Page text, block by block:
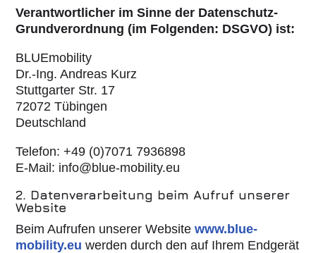
Verantwortlicher im Sinne der Datenschutz-
Grundverordnung (im Folgenden: DSGVO) ist:
BLUEmobility
Dr.-Ing. Andreas Kurz
Stuttgarter Str. 17
72072 Tübingen
Deutschland
Telefon: +49 (0)7071 7936898
E-Mail: info@blue-mobility.eu
2. Datenverarbeitung beim Aufruf unserer
Website
Beim Aufrufen unserer Websitewww.blue-
mobility.eu werden durch den auf Ihrem Endgerät